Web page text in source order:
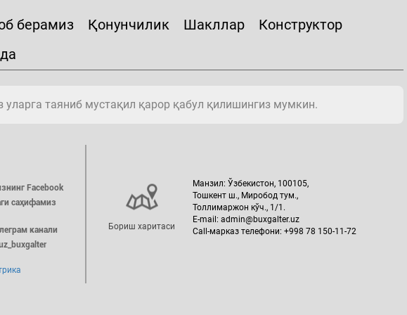
берамиз Қонунчилик Шакллар
Конструктор
таяниб мустақил қарор қабул қилишингиз мумкин.
Facebook
саҳифамиз
канали
Бориш харитаси
Манзил: Ўзбекистон, 100105,
Тошкент ш., Миробод тум.,
Толлимаржон кўч., 1/1.
E-mail: admin@buxgalter.uz
Call-марказ телефони: +998 78 150-11-72